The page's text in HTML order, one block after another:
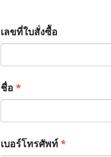
เลขที่ใบสั่งซื้อ
ชื่อ *
เบอร์โทรศัพท์ *